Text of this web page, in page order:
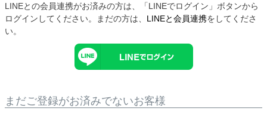
LINEとの会員連携がお済みの方は、「LINEでログイン」ボタンから
ログインしてください。まだの方は、 LINEと会員連携をしてくださ
い。
まだご登録がお済みでないお客様